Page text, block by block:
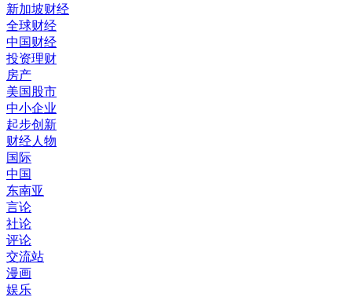
新加坡财经
全球财经
中国财经
投资理财
房产
美国股市
中小企业
起步创新
财经人物
国际
中国
东南亚
言论
社论
评论
交流站
漫画
娱乐